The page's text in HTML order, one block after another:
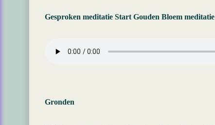
Gesproken meditatie Start Gouden Bloem meditatie
Gronden